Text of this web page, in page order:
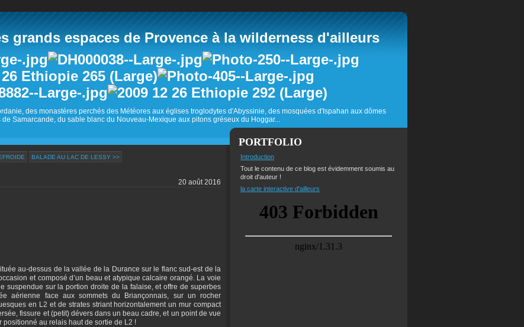
grands espaces de Provence à la wilderness d'ailleurs
des monastères perchés des Météores aux églises troglodytes d'Abyssinie, des mosquées d'Ispahan aux dômes
de Samarcande, du sable blanc du Nouveau-Mexique aux pitons gréseux du Hoggar...
BALADE AU LAC DE LESSY >>
20 août 2016
au-dessus de la vallée de la Durance sur le flanc sud-est de la
et composé d’un beau et atypique calcaire orangé. La voie
suspendue sur la portion droite de la falaise, et offre de superbes
aérienne face aux sommets du Briançonnais, sur un rocher
en L2 et de strates striant horizontalement un mur compact
fissure et (petit) dévers dans un beau cadre, et un point de vue
positionné au relais haut de sortie de L2 !
PORTFOLIO
Introduction
Tout le contenu de ce blog est évidemment soumis au
droit d'auteur !
la carte interactive d'ailleurs